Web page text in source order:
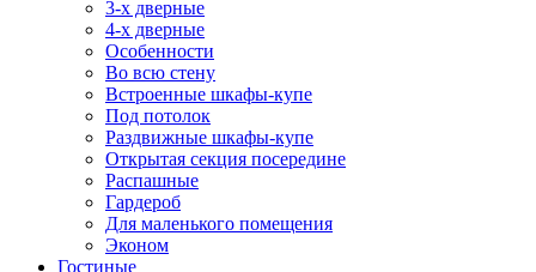
3-х дверные
4-х дверные
Особенности
Во всю стену
Встроенные шкафы-купе
Под потолок
Раздвижные шкафы-купе
Открытая секция посередине
Распашные
Гардероб
Для маленького помещения
Эконом
Гостиные